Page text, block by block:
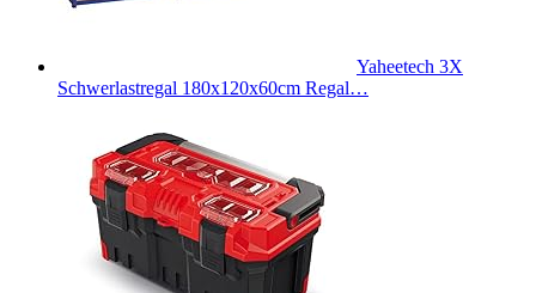
Yaheetech 3X
Schwerlastregal 180x120x60cm Regal…